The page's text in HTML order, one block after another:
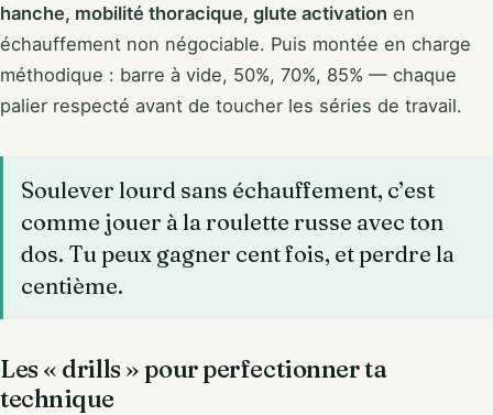
hanche, mobilité thoracique, glute activation en
échauffement non négociable. Puis montée en charge
méthodique : barre à vide, 50%, 70%, 85% — chaque
palier respecté avant de toucher les séries de travail.
Soulever lourd sans échauffement, c’est
comme jouer à la roulette russe avec ton
dos. Tu peux gagner cent fois, et perdre la
centième.
Les « drills » pour perfectionner ta
technique